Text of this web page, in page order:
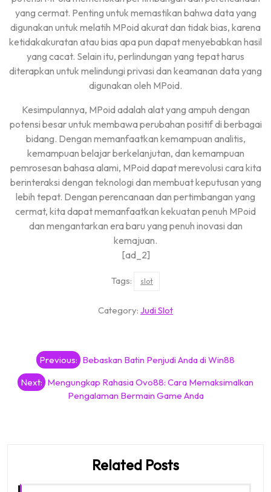
yang cermat. Penting untuk memastikan bahwa data yang
digunakan untuk melatih MPoid akurat dan tidak bias, karena
ketidakakuratan atau bias apa pun dapat menyebabkan hasil
yang cacat. Selain itu, perlindungan yang tepat harus
diterapkan untuk melindungi privasi dan keamanan data yang
digunakan oleh MPoid.
Kesimpulannya, MPoid adalah alat yang ampuh dengan
potensi besar untuk membawa perubahan positif di berbagai
bidang. Dengan memanfaatkan kemampuan analitis,
kemampuan belajar berkelanjutan, dan kemampuan
pemrosesan bahasa alami, MPoid dapat merevolusi cara kita
berinteraksi dengan teknologi dan membuat keputusan yang
lebih tepat. Dengan perencanaan dan pertimbangan yang
cermat, kita dapat memanfaatkan kekuatan penuh MPoid
dan mengantarkan era baru yang penuh inovasi dan
kemajuan.
[ad_2]
Tags: slot
Category: Judi Slot
navigation
Previous: Bebaskan Batin Penjudi Anda di Win88
Next: Mengungkap Rahasia Ovo88: Cara Memaksimalkan
Pengalaman Bermain Game Anda
Related Posts